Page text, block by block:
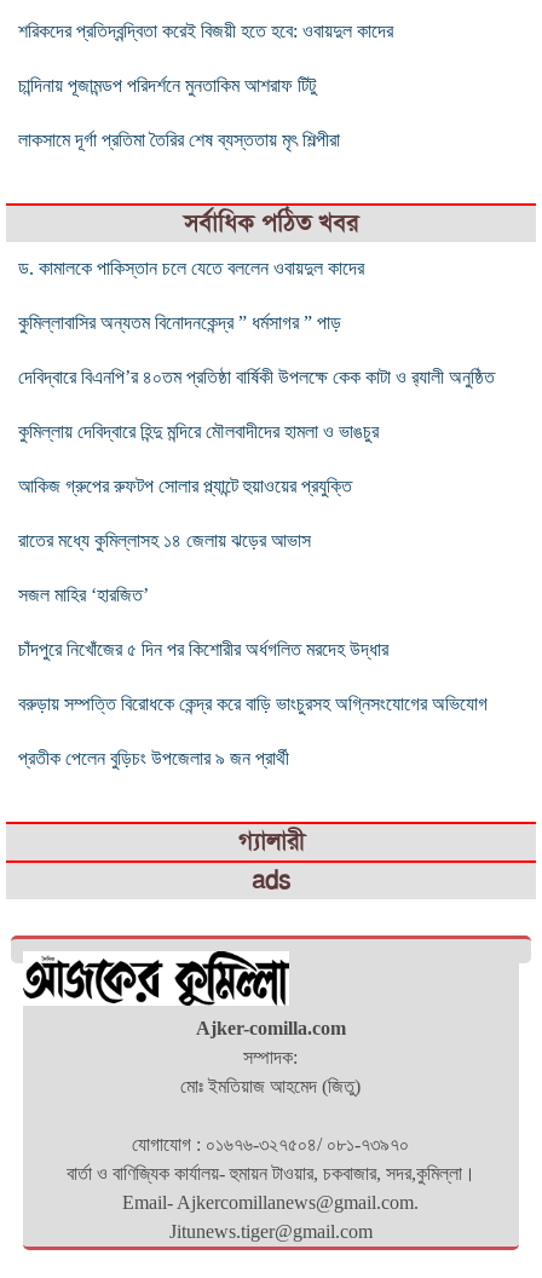
শরিকদের প্রতিদ্বন্দ্বিতা করেই বিজয়ী হতে হবে: ওবায়দুল কাদের
চান্দিনায় পূজামন্ডপ পরিদর্শনে মুনতাকিম আশরাফ টিটু
লাকসামে দূর্গা প্রতিমা তৈরির শেষ ব্যস্ততায় মৃৎ শিল্পীরা
সর্বাধিক পঠিত খবর
ড. কামালকে পাকিস্তান চলে যেতে বললেন ওবায়দুল কাদের
কুমিল্লাবাসির অন্যতম বিনোদনকেন্দ্র ” ধর্মসাগর ” পাড়
দেবিদ্বারে বিএনপি’র ৪০তম প্রতিষ্ঠা বার্ষিকী উপলক্ষে কেক কাটা ও র‌্যালী অনুষ্ঠিত
কুমিল্লায় দেবিদ্বারে হিন্দু মন্দিরে মৌলবাদীদের হামলা ও ভাঙচুর
আকিজ গ্রুপের রুফটপ সোলার প্ল্যান্টে হুয়াওয়ের প্রযুক্তি
রাতের মধ্যে কুমিল্লাসহ ১৪ জেলায় ঝড়ের আভাস
সজল মাহির ‘হারজিত’
চাঁদপুরে নিখোঁজের ৫ দিন পর কিশোরীর অর্ধগলিত মরদেহ উদ্ধার
বরুড়ায় সম্পত্তি বিরোধকে কেন্দ্র করে বাড়ি ভাংচুরসহ অগ্নিসংযোগের অভিযোগ
প্রতীক পেলেন বুড়িচং উপজেলার ৯ জন প্রার্থী
গ্যালারী
ads
Ajker-comilla.com
সম্পাদক:
মোঃ ইমতিয়াজ আহমেদ (জিতু)
যোগাযোগ : ০১৬৭৬-৩২৭৫০৪/ ০৮১-৭৩৯৭০
বার্তা ও বাণিজ্যিক কার্যালয়- হুমায়ন টাওয়ার, চকবাজার, সদর,কুমিল্লা।
Email- Ajkercomillanews@gmail.com.
Jitunews.tiger@gmail.com